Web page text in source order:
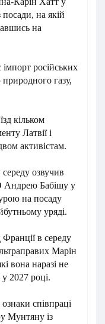
посади, на якій
на
імпорт російських
газу,
кільком
Латвії і
активістам.
озвучив
Андрею Бабішу у
на посаду
уряді.
в середу
Марін
вона наразі не
2027 році.
співпраці
Мунтяну із